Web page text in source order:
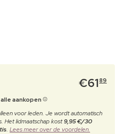
€6189
aankopen
voor leden. Je wordt automatisch
Het lidmaatschap kost9,95 €/30
. Lees meer over de voordelen.